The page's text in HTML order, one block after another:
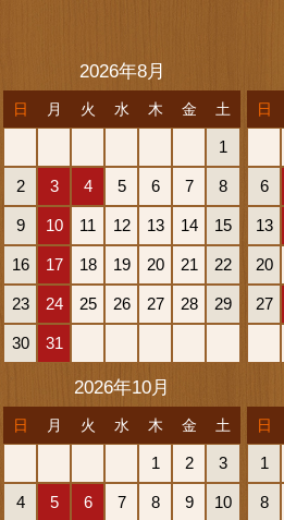
2026年8月
日 月 火 水 木 金 土
1
2 3 4 5 6 7 8
9 10 11 12 13 14 15
16 17 18 19 20 21 22
23 24 25 26 27 28 29
30 31
日
6
13
20
27
2026年10月
日 月 火 水 木 金 土
1 2 3
4 5 6 7 8 9 10
日
1
8